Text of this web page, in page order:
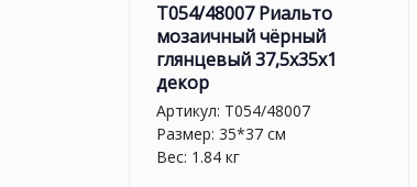
T054/48007 Риальто
мозаичный чёрный
глянцевый 37,5x35x1
декор
Артикул: T054/48007
Размер: 35*37 см
Вес: 1.84 кг